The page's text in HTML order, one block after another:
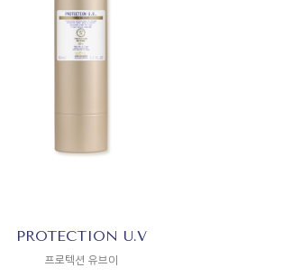
PROTECTION U.V
프로텍션 유브이